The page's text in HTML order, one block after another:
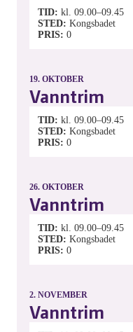
TID kl. 09.00–09.45
STED Kongsbadet
PRIS 0
19. OKTOBER
Vanntrim
TID kl. 09.00–09.45
STED Kongsbadet
PRIS 0
26. OKTOBER
Vanntrim
TID kl. 09.00–09.45
STED Kongsbadet
PRIS 0
2. NOVEMBER
Vanntrim